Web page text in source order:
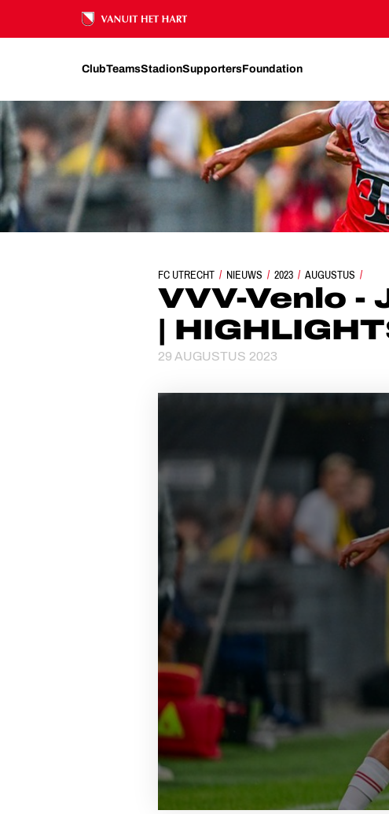
Ons nalatenschap
ClubTeamsStadionSupportersFoundation
FC UTRECHT NIEUWS 2023 AUGUSTUS
VVV-VENLO - JONG FC
VVV-Venlo -
|
29 AUGUSTUS 2023